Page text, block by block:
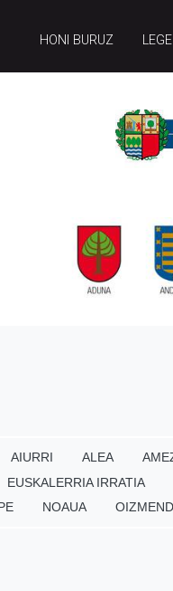
HONI BURUZ
AIURRI ALEA
EUSKALERRIA IRRATIA
NOAUA